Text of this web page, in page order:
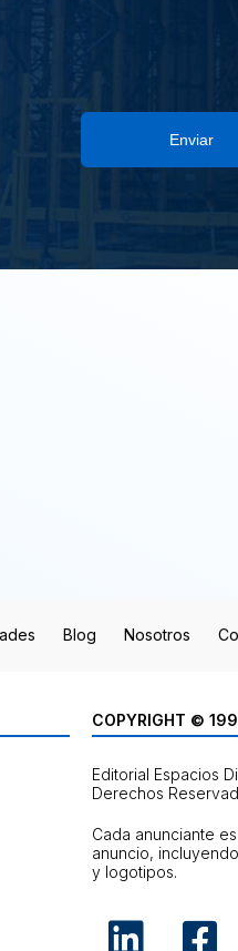
Enviar
Blog Nosotros
COPYRIGHT ©
Editorial Espacios
Derechos
Cada anunciante
anuncio,
y logotipos.